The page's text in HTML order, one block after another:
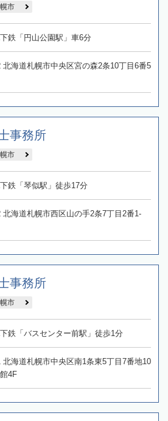
市
鉄「円山公園駅」車6分
北海道札幌市中央区宮の森2条10丁目6番5
事務所
市
鉄「琴似駅」徒歩17分
北海道札幌市西区山の手2条7丁目2番1-
事務所
市
鉄「バスセンター前駅」徒歩1分
北海道札幌市中央区南1条東5丁目7番地10
4F